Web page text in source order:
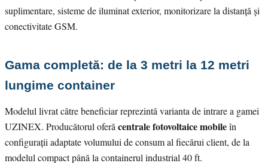
suplimentare, sisteme de iluminat exterior, monitorizare la distanță și
conectivitate GSM.
Gama completă: de la 3 metri la 12 metri
lungime container
Modelul livrat către beneficiar reprezintă varianta de intrare a gamei
UZINEX. Producătorul oferă centrale fotovoltaice mobileîn
configurații adaptate volumului de consum al fiecărui client, de la
modelul compact până la containerul industrial 40 ft.